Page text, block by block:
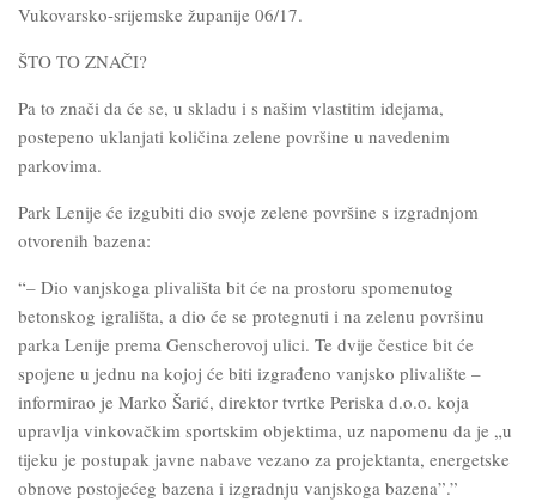
Vukovarsko-srijemske županije 06/17.
ŠTO TO ZNAČI?
Pa to znači da će se, u skladu i s našim vlastitim idejama,
postepeno uklanjati količina zelene površine u navedenim
parkovima.
Park Lenije će izgubiti dio svoje zelene površine s izgradnjom
otvorenih bazena:
“– Dio vanjskoga plivališta bit će na prostoru spomenutog
betonskog igrališta, a dio će se protegnuti i na zelenu površinu
parka Lenije prema Genscherovoj ulici. Te dvije čestice bit će
spojene u jednu na kojoj će biti izgrađeno vanjsko plivalište –
informirao je Marko Šarić, direktor tvrtke Periska d.o.o. koja
upravlja vinkovačkim sportskim objektima, uz napomenu da je „u
tijeku je postupak javne nabave vezano za projektanta, energetske
obnove postojećeg bazena i izgradnju vanjskoga bazena”.”